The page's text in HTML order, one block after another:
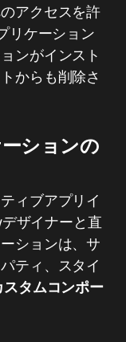
アクセスを許
リケーション
ンがインスト
からも削除さ
ションの
ィブアプリイ
ザイナーと直
ションは、サ
ティ、スタイ
スタムコンポー